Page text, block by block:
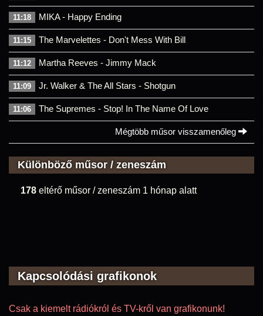
11:18 MIKA - Happy Ending
11:15 The Marvelettes - Don't Mess With Bill
11:12 Martha Reeves - Jimmy Mack
11:09 Jr. Walker & The All Stars - Shotgun
11:06 The Supremes - Stop! In The Name Of Love
Mégtöbb műsor visszamenőleg
Különböző műsor / zeneszám
178 eltérő műsor / zeneszám 1 hónap alatt
Kapcsolódási grafikonok
Csak a kiemelt rádiókról és TV-kről van grafikonunk!